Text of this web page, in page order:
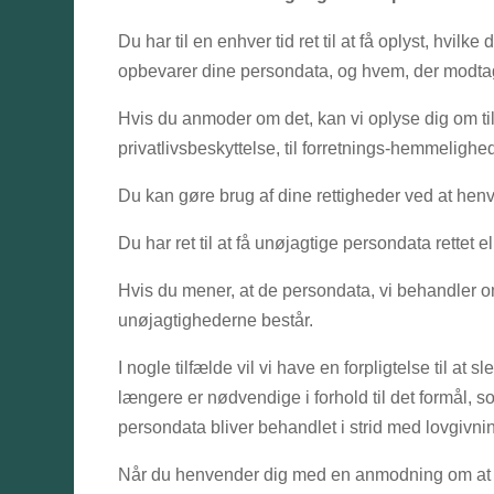
Du har til en enhver tid ret til at få oplyst,
opbevarer dine persondata, og hvem, der
Hvis du anmoder om det, kan vi oplyse dig om
privatlivsbeskyttelse, til forretnings-
Du kan gøre brug af dine rettigheder ved at
Du har ret til at få unøjagtige persondata rettet
Hvis du mener, at de persondata, vi behandler
unøjagtighederne består.
I nogle tilfælde vil vi have en forpligtelse til at
længere er nødvendige i forhold til det formål,
persondata bliver behandlet i strid med
Når du henvender dig med en anmodning om